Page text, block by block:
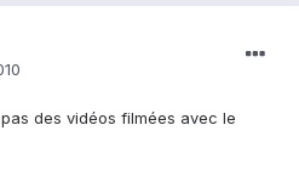
des vidéos filmées avec le